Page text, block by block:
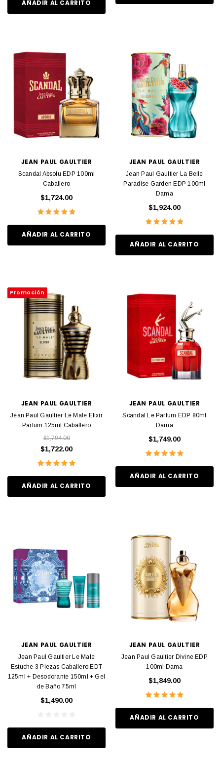
AÑADIR AL CARRITO
JEAN PAUL GAULTIER
Scandal Absolu EDP 100ml
Caballero
$1,724.00
AÑADIR AL CARRITO
JEAN PAUL GAULTIER
Jean Paul Gaultier La Belle
Paradise Garden EDP 100ml
Dama
$1,924.00
AÑADIR AL CARRITO
Promoción
JEAN PAUL GAULTIER
Jean Paul Gaultier Le Male Elixir
Parfum 125ml Caballero
$1,794.00
$1,722.00
AÑADIR AL CARRITO
JEAN PAUL GAULTIER
Scandal Le Parfum EDP 80ml
Dama
$1,749.00
AÑADIR AL CARRITO
JEAN PAUL GAULTIER
Jean Paul Gaultier Le Male
Estuche 3 Piezas Caballero EDT
125ml + Desodorante 150ml + Gel
de Baño 75ml
$1,490.00
AÑADIR AL CARRITO
JEAN PAUL GAULTIER
Jean Paul Gaultier Divine EDP
100ml Dama
$1,849.00
AÑADIR AL CARRITO